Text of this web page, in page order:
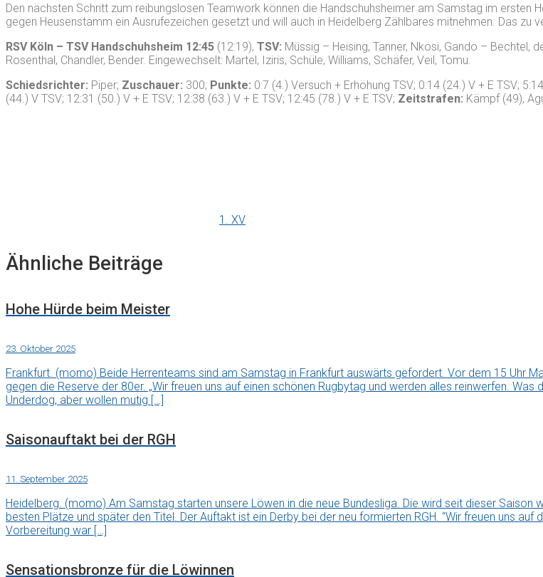
Den nächsten Schritt zum reibungslosen Teamwork können die Handschuhsheimer am Samstag im ersten
gegen Heusenstamm ein Ausrufezeichen gesetzt und will auch in Heidelberg Zählbares mitnehmen. Das zu
RSV Köln – TSV Handschuhsheim 12:45 (12:19), TSV: Müssig – Heising, Tanner, Nkosi, Gando – Bechtel,
Rosenthal, Chandler, Bender. Eingewechselt: Martel, Iziris, Schüle, Williams, Schäfer, Veil, Tomu.
Schiedsrichter: Piper; Zuschauer: 300; Punkte: 0:7 (4.) Versuch + Erhöhung TSV; 0:14 (24.) V + E TSV;
(44.) V TSV; 12:31 (50.) V + E TSV; 12:38 (63.) V + E TSV; 12:45 (78.) V + E TSV; Zeitstrafen: Kämpf (49),
1. XV
Ähnliche Beiträge
Hohe Hürde beim Meister
23. Oktober 2025
Frankfurt. (momo) Beide Herrenteams sind am Samstag in Frankfurt auswärts gefordert. Vor dem 15 Uhr
gegen die Reserve der 80er. „Wir freuen uns auf einen schönen Rugbytag und werden alles reinwerfen.
Underdog, aber wollen mutig […]
Saisonauftakt bei der RGH
11. September 2025
Heidelberg. (momo) Am Samstag starten unsere Löwen in die neue Bundesliga. Die wird seit dieser Saison
besten Plätze und später den Titel. Der Auftakt ist ein Derby bei der neu formierten RGH. “Wir freuen uns
Vorbereitung war […]
Sensationsbronze für die Löwinnen